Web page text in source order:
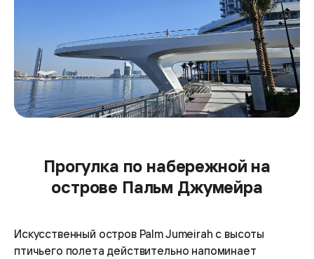
Прогулка по набережной на
острове Пальм Джумейра
Искусственный остров Palm Jumeirah с высоты
птичьего полета действительно напоминает